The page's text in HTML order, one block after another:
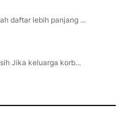
daftar lebih panjang ...
Jika keluarga korb...